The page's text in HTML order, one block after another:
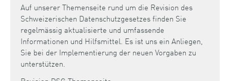
Auf unserer Themenseite rund um die Revision des
Schweizerischen Datenschutzgesetzes finden Sie
regelmässig aktualisierte und umfassende
Informationen und Hilfsmittel. Es ist uns ein Anliegen,
Sie bei der Implementierung der neuen Vorgaben zu
unterstützen.